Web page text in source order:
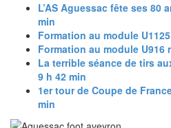
L’AS Aguessac fête ses 80
min
Formation au module U11
Formation au module U916
La terrible séance de tirs
9 h 42 min
1er tour de Coupe de
min